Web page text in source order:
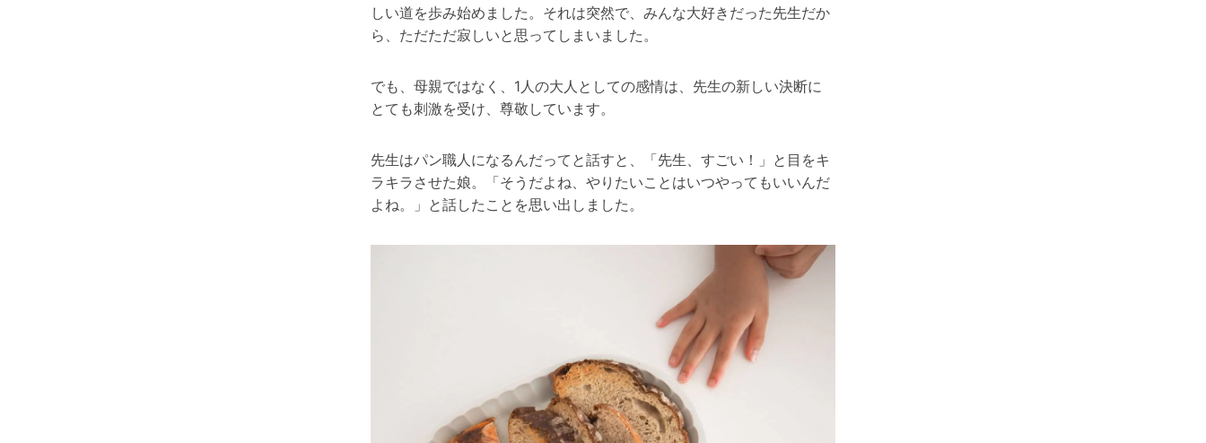
しい道を歩み始めました。それは突然で、みんな大好きだった先生だか
ら、ただただ寂しいと思ってしまいました。
でも、母親ではなく、1人の大人としての感情は、先生の新しい決断に
とても刺激を受け、尊敬しています。
先生はパン職人になるんだってと話すと、「先生、すごい！」と目をキ
ラキラさせた娘。「そうだよね、やりたいことはいつやってもいいんだ
よね。」と話したことを思い出しました。